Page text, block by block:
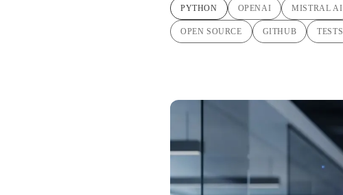
PYTHON OPENAI MISTRAL AI
OPEN SOURCE GITHUB TESTS